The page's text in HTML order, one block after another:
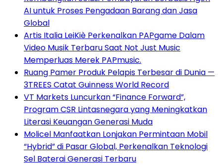
AI untuk Proses Pengadaan Barang dan Jasa
Global
Artis Italia LeiKiè Perkenalkan PAPgame Dalam
Video Musik Terbaru Saat Not Just Music
Memperluas Merek PAPmusic.
Ruang Pamer Produk Pelapis Terbesar di Dunia —
3TREES Catat Guinness World Record
VT Markets Luncurkan “Finance Forward”,
Program CSR Lintasnegara yang Meningkatkan
Literasi Keuangan Generasi Muda
Molicel Manfaatkan Lonjakan Permintaan Mobil
“Hybrid” di Pasar Global, Perkenalkan Teknologi
Sel Baterai Generasi Terbaru